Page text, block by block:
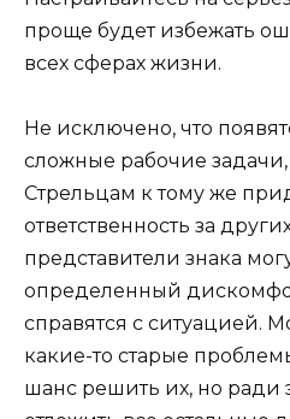
проще будет избежать
всех сферах жизни.
Не исключено, что
сложные рабочие
Стрельцам к тому же
ответственность за
представители знака
определенный
справятся с ситуацией.
какие-то старые
шанс решить их, но ради